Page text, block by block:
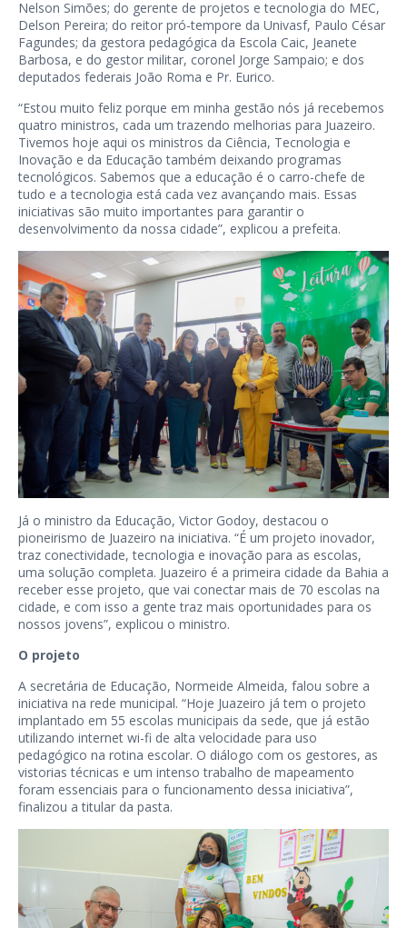
Nelson Simões; do gerente de projetos e tecnologia do MEC,
Delson Pereira; do reitor pró-tempore da Univasf, Paulo César
Fagundes; da gestora pedagógica da Escola Caic, Jeanete
Barbosa, e do gestor militar, coronel Jorge Sampaio; e dos
deputados federais João Roma e Pr. Eurico.
“Estou muito feliz porque em minha gestão nós já recebemos
quatro ministros, cada um trazendo melhorias para Juazeiro.
Tivemos hoje aqui os ministros da Ciência, Tecnologia e
Inovação e da Educação também deixando programas
tecnológicos. Sabemos que a educação é o carro-chefe de
tudo e a tecnologia está cada vez avançando mais. Essas
iniciativas são muito importantes para garantir o
desenvolvimento da nossa cidade”, explicou a prefeita.
Já o ministro da Educação, Victor Godoy, destacou o
pioneirismo de Juazeiro na iniciativa. “É um projeto inovador,
traz conectividade, tecnologia e inovação para as escolas,
uma solução completa. Juazeiro é a primeira cidade da Bahia a
receber esse projeto, que vai conectar mais de 70 escolas na
cidade, e com isso a gente traz mais oportunidades para os
nossos jovens”, explicou o ministro.
O projeto
A secretária de Educação, Normeide Almeida, falou sobre a
iniciativa na rede municipal. “Hoje Juazeiro já tem o projeto
implantado em 55 escolas municipais da sede, que já estão
utilizando internet wi-fi de alta velocidade para uso
pedagógico na rotina escolar. O diálogo com os gestores, as
vistorias técnicas e um intenso trabalho de mapeamento
foram essenciais para o funcionamento dessa iniciativa”,
finalizou a titular da pasta.